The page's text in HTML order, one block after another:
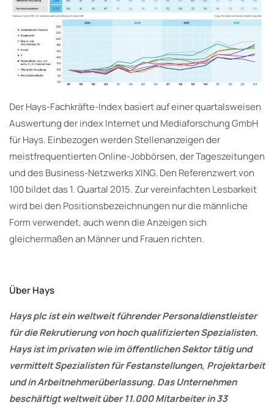
Der Hays-Fachkräfte-Index basiert auf einer quartalsweisen
Auswertung der index Internet und Mediaforschung GmbH
für Hays. Einbezogen werden Stellenanzeigen der
meistfrequentierten Online-Jobbörsen, der Tageszeitungen
und des Business-Netzwerks XING. Den Referenzwert von
100 bildet das 1. Quartal 2015. Zur vereinfachten Lesbarkeit
wird bei den Positionsbezeichnungen nur die männliche
Form verwendet, auch wenn die Anzeigen sich
gleichermaßen an Männer und Frauen richten.
Über Hays
Hays plc ist ein weltweit führender Personaldienstleister
für die Rekrutierung von hoch qualifizierten Spezialisten.
Hays ist im privaten wie im öffentlichen Sektor tätig und
vermittelt Spezialisten für Festanstellungen, Projektarbeit
und in Arbeitnehmerüberlassung. Das Unternehmen
beschäftigt weltweit über 11.000 Mitarbeiter in 33